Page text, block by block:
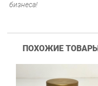
бизнеса!
ПОХОЖИЕ ТОВАРЫ